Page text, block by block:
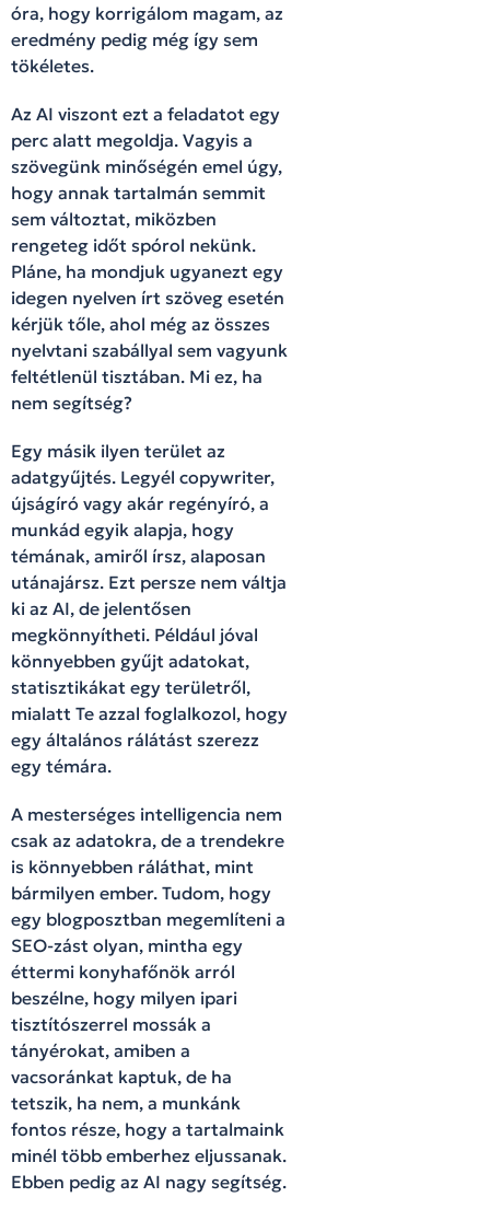
óra, hogy korrigálom magam, az
eredmény pedig még így sem
tökéletes.
Az AI viszont ezt a feladatot egy
perc alatt megoldja. Vagyis a
szövegünk minőségén emel úgy,
hogy annak tartalmán semmit
sem változtat, miközben
rengeteg időt spórol nekünk.
Pláne, ha mondjuk ugyanezt egy
idegen nyelven írt szöveg esetén
kérjük tőle, ahol még az összes
nyelvtani szabállyal sem vagyunk
feltétlenül tisztában. Mi ez, ha
nem segítség?
Egy másik ilyen terület az
adatgyűjtés. Legyél copywriter,
újságíró vagy akár regényíró, a
munkád egyik alapja, hogy
témának, amiről írsz, alaposan
utánajársz. Ezt persze nem váltja
ki az AI, de jelentősen
megkönnyítheti. Például jóval
könnyebben gyűjt adatokat,
statisztikákat egy területről,
mialatt Te azzal foglalkozol, hogy
egy általános rálátást szerezz
egy témára.
A mesterséges intelligencia nem
csak az adatokra, de a trendekre
is könnyebben ráláthat, mint
bármilyen ember. Tudom, hogy
egy blogposztban megemlíteni a
SEO-zást olyan, mintha egy
éttermi konyhafőnök arról
beszélne, hogy milyen ipari
tisztítószerrel mossák a
tányérokat, amiben a
vacsoránkat kaptuk, de ha
tetszik, ha nem, a munkánk
fontos része, hogy a tartalmaink
minél több emberhez eljussanak.
Ebben pedig az AI nagy segítség.